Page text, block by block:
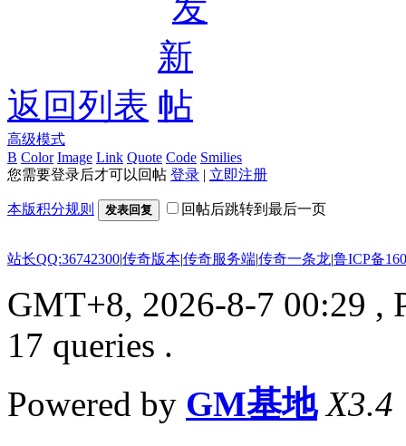
返回列表
高级模式
B Color Image Link Quote Code Smilies
您需要登录后才可以回帖 登录 | 立即注册
本版积分规则 发表回复 回帖后跳转到最后一页
站长QQ:36742300|传奇版本|传奇服务端|传奇一条龙|鲁ICP备
GMT+8, 2026-8-7 00:29 ,
17 queries .
Powered by GM基地 X3.4